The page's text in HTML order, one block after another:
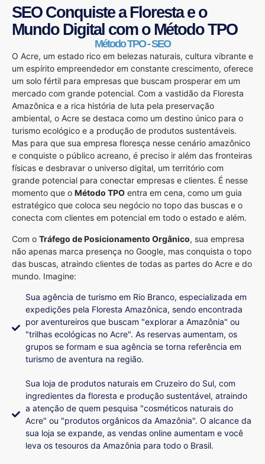
SEO Conquiste a Floresta e o
Mundo Digital com o Método TPO
Método TPO - SEO
O Acre, um estado rico em belezas naturais, cultura vibrante e
um espírito empreendedor em constante crescimento, oferece
um solo fértil para empresas que buscam prosperar em um
mercado com grande potencial. Com a vastidão da Floresta
Amazônica e a rica história de luta pela preservação
ambiental, o Acre se destaca como um destino único para o
turismo ecológico e a produção de produtos sustentáveis.
Mas para que sua empresa floresça nesse cenário amazônico
e conquiste o público acreano, é preciso ir além das fronteiras
físicas e desbravar o universo digital, um território com
grande potencial para conectar empresas e clientes. É nesse
momento que o Método TPO entra em cena, como um guia
estratégico que coloca seu negócio no topo das buscas e o
conecta com clientes em potencial em todo o estado e além.
Com o Tráfego de Posicionamento Orgânico, sua empresa
não apenas marca presença no Google, mas conquista o topo
das buscas, atraindo clientes de todas as partes do Acre e do
mundo. Imagine:
Sua agência de turismo em Rio Branco, especializada em
expedições pela Floresta Amazônica, sendo encontrada
por aventureiros que buscam "explorar a Amazônia" ou
"trilhas ecológicas no Acre". As reservas aumentam, os
grupos se formam e sua agência se torna referência em
turismo de aventura na região.
Sua loja de produtos naturais em Cruzeiro do Sul, com
ingredientes da floresta e produção sustentável, atraindo
a atenção de quem pesquisa "cosméticos naturais do
Acre" ou "produtos orgânicos da Amazônia". O alcance da
sua loja se expande, as vendas online aumentam e você
leva os tesouros da Amazônia para todo o Brasil.